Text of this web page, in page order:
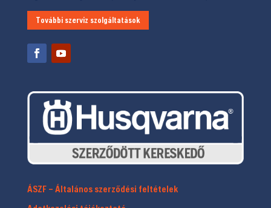
További szerviz szolgáltatások
ÁSZF – Általános szerződési feltételek